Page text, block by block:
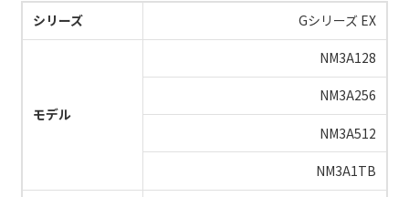
シリーズ Gシリーズ EX
モデル
NM3A128
NM3A256
NM3A512
NM3A1TB